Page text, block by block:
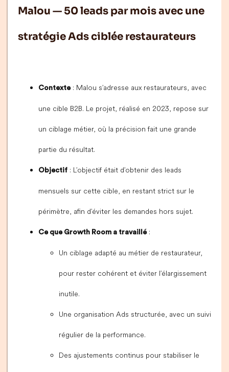
Malou — 50 leads par mois avec une
stratégie Ads ciblée restaurateurs
Contexte: Malou s’adresse aux restaurateurs, avec
une cible B2B. Le projet, réalisé en 2023, repose sur
un ciblage métier, où la précision fait une grande
partie du résultat.
Objectif : L’objectif était d’obtenir des leads
mensuels sur cette cible, en restant strict sur le
périmètre, afin d’éviter les demandes hors sujet.
Ce que Growth Room a travaillé:
Un ciblage adapté au métier de restaurateur,
pour rester cohérent et éviter l’élargissement
inutile.
Une organisation Ads structurée, avec un suivi
régulier de la performance.
Des ajustements continus pour stabiliser le